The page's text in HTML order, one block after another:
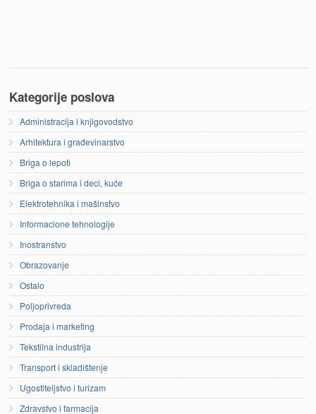
Kategorije poslova
Administracija i knjigovodstvo
Arhitektura i građevinarstvo
Briga o lepoti
Briga o starima i deci, kuće
Elektrotehnika i mašinstvo
Informacione tehnologije
Inostranstvo
Obrazovanje
Ostalo
Poljoprivreda
Prodaja i marketing
Tekstilna industrija
Transport i skladištenje
Ugostiteljstvo i turizam
Zdravstvo i farmacija